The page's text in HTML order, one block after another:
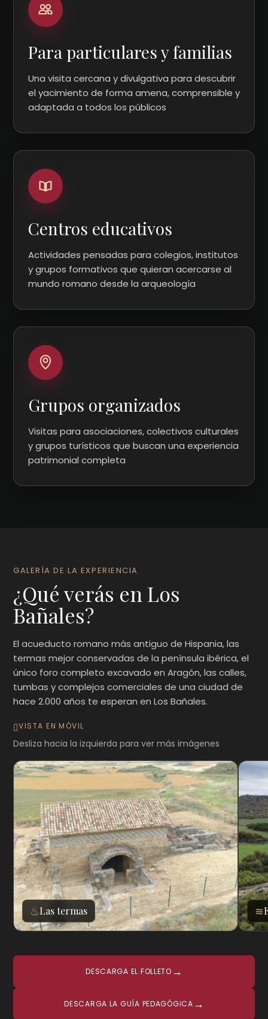
Para particulares y familias
Una visita cercana y divulgativa para descubrir
el yacimiento de forma amena, comprensible y
adaptada a todos los públicos
Centros educativos
Actividades pensadas para colegios, institutos
y grupos formativos que quieran acercarse al
mundo romano desde la arqueología
Grupos organizados
Visitas para asociaciones, colectivos culturales
y grupos turísticos que buscan una experiencia
patrimonial completa
GALERÍA DE LA EXPERIENCIA
¿Qué verás en Los
Bañales?
El acueducto romano más antiguo de Hispania, las
termas mejor conservadas de la península ibérica, el
único foro completo excavado en Aragón, las calles,
tumbas y complejos comerciales de una ciudad de
hace 2.000 años te esperan en Los Bañales.
VISTA EN MÓVIL
Desliza hacia la izquierda para ver más imágenes
♨Las termas ≋
DESCARGA EL FOLLETO →
DESCARGA LA GUÍA PEDAGÓGICA →